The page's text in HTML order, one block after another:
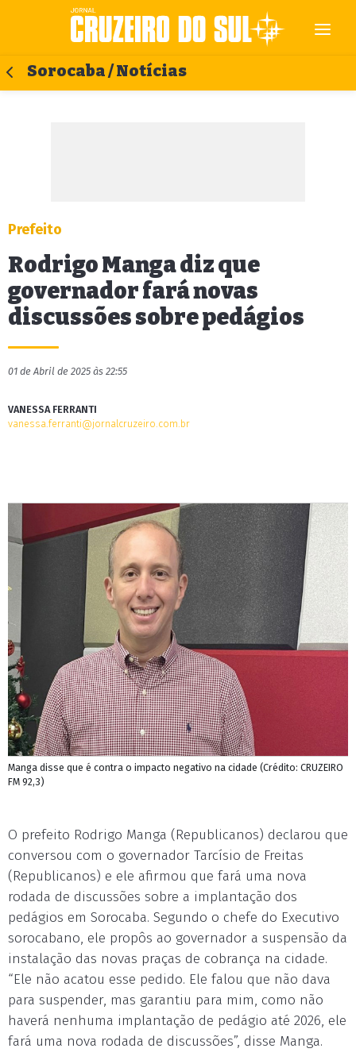
Sorocaba / Notícias
Prefeito
Rodrigo Manga diz que
governador fará novas
discussões sobre pedágios
01 de Abril de 2025 às 22:55
VANESSA FERRANTI
vanessa.ferranti@jornalcruzeiro.com.br
Manga disse que é contra o impacto negativo na cidade (Crédito: CRUZEIRO
FM 92,3)
O prefeito Rodrigo Manga (Republicanos) declarou que
conversou com o governador Tarcísio de Freitas
(Republicanos) e ele afirmou que fará uma nova
rodada de discussões sobre a implantação dos
pedágios em Sorocaba. Segundo o chefe do Executivo
sorocabano, ele propôs ao governador a suspensão da
instalação das novas praças de cobrança na cidade.
“Ele não acatou esse pedido. Ele falou que não dava
para suspender, mas garantiu para mim, como não
haverá nenhuma implantação de pedágio até 2026, ele
fará uma nova rodada de discussões”, disse Manga.